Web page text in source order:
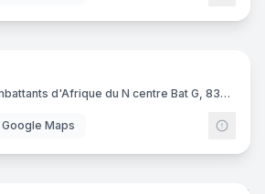
5
2040 Rue des Combattants d'Afrique du N centre Bat G, 83600 Fréjus
Google Maps
7